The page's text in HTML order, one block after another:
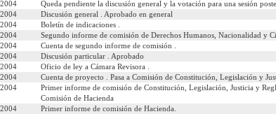
Ley Nº 19.965 (Diario Oficial del 25/08/2004)
http://www.senado.cl/appsenado/templates/tramitacion/
información que desea ver:
Queda pendiente la discusión general y la votación para una sesión
Discusión general . Aprobado en general
Boletín de indicaciones .
Segundo informe de comisión de Derechos Humanos, Nacionalidad y
Cuenta de segundo informe de comisión .
Discusión particular . Aprobado
Oficio de ley a Cámara Revisora .
Cuenta de proyecto . Pasa a Comisión de Constitución, Legislación y
Primer informe de comisión de Constitución, Legislación, Justicia y
Comisión de Hacienda
Primer informe de comisión de Hacienda.